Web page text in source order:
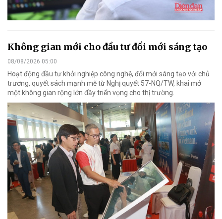
Không gian mới cho đầu tư đổi mới sáng tạo
08/08/2026 05:00
Hoạt động đầu tư khởi nghiệp công nghệ, đổi mới sáng tạo với chủ
trương, quyết sách mạnh mẽ từ Nghị quyết 57-NQ/TW, khai mở
một không gian rộng lớn đầy triển vọng cho thị trường.